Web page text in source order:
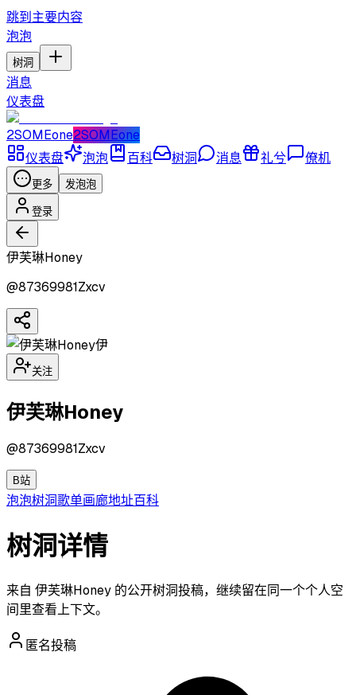
跳到主要内容
泡泡
树洞
消息
仪表盘
2SOMEone2SOMEone
仪表盘
泡泡 百科 树洞 消息 礼兮 僚机
更多 发泡泡
登录
伊芙琳Honey
@87369981Zxcv
伊
关注
伊芙琳Honey
@87369981Zxcv
B站
泡泡树洞歌单画廊地址百科
树洞详情
来自 伊芙琳Honey 的公开树洞投稿，继续留在同一个个人空
间里查看上下文。
匿名投稿